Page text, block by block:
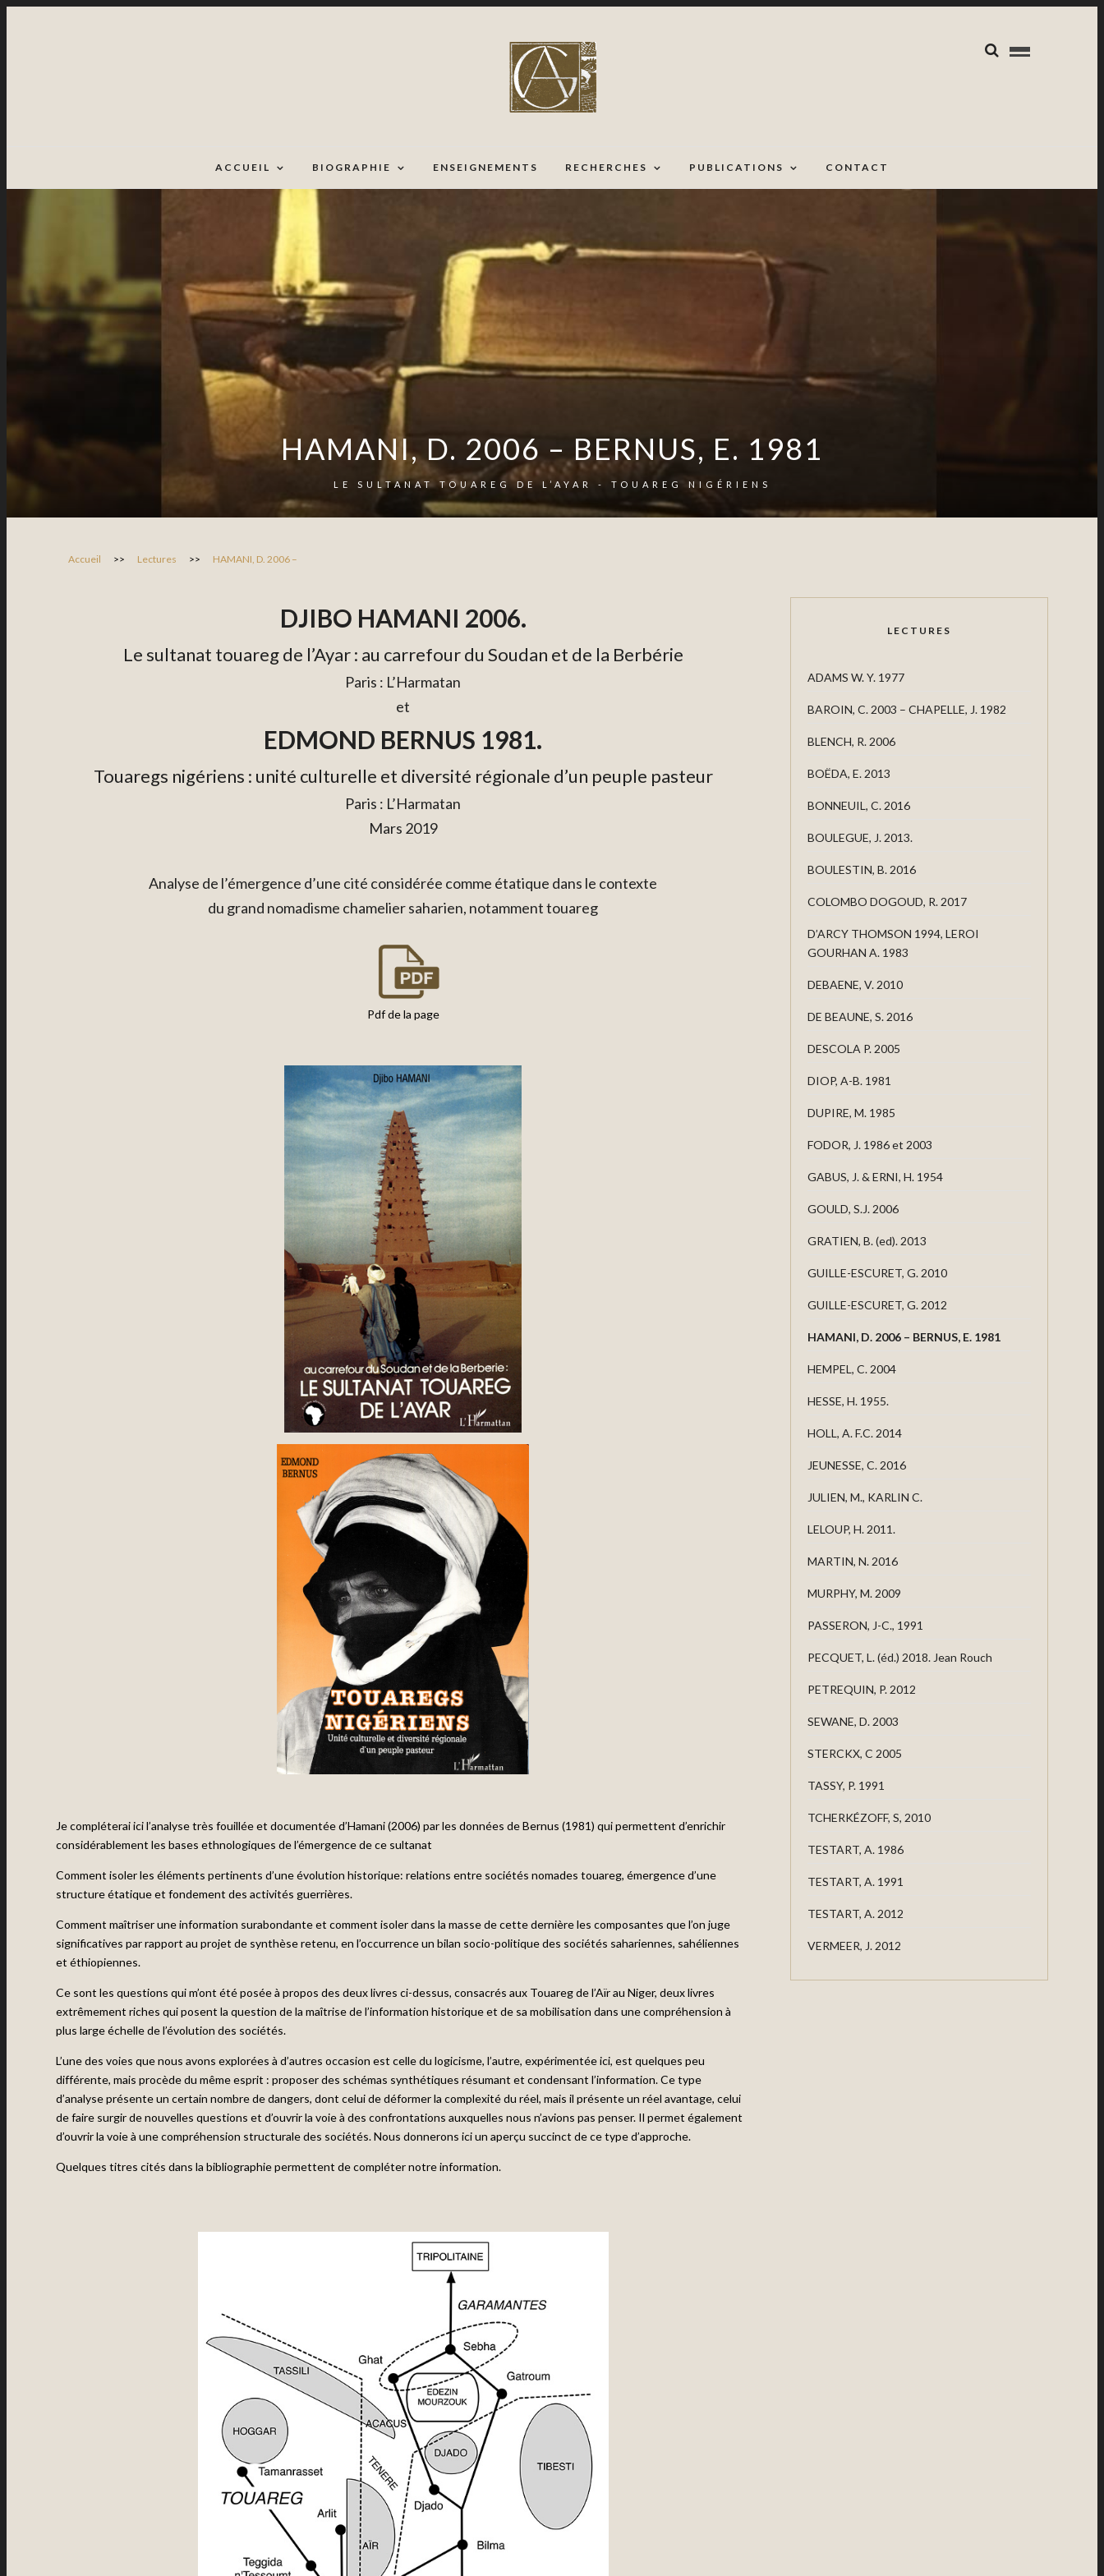
ACCUEIL BIOGRAPHIE ENSEIGNEMENTS RECHERCHES PUBLICATIONS CONTACT
HAMANI, D. 2006 – BERNUS, E. 1981
LE SULTANAT TOUAREG DE L’AYAR - TOUAREG NIGÉRIENS
Accueil >> Lectures >> HAMANI, D. 2006 –
DJIBO HAMANI 2006.
Le sultanat touareg de l’Ayar : au carrefour du Soudan et de la Berbérie
Paris : L’Harmatan
et
EDMOND BERNUS 1981.
Touaregs nigériens : unité culturelle et diversité régionale d’un peuple pasteur
Paris : L’Harmatan
Mars 2019
Analyse de l’émergence d’une cité considérée comme étatique dans le contexte
du grand nomadisme chamelier saharien, notamment touareg
Pdf de la page
Je compléterai ici l’analyse très fouillée et documentée d’Hamani (2006) par les données de Bernus (1981) qui permettent d’enrichir
considérablement les bases ethnologiques de l’émergence de ce sultanat
Comment isoler les éléments pertinents d’une évolution historique: relations entre sociétés nomades touareg, émergence d’une
structure étatique et fondement des activités guerrières.
Comment maîtriser une information surabondante et comment isoler dans la masse de cette dernière les composantes que l’on juge
significatives par rapport au projet de synthèse retenu, en l’occurrence un bilan socio-politique des sociétés sahariennes, sahéliennes
et éthiopiennes.
Ce sont les questions qui m’ont été posée à propos des deux livres ci-dessus, consacrés aux Touareg de l’Aïr au Niger, deux livres
extrêmement riches qui posent la question de la maîtrise de l’information historique et de sa mobilisation dans une compréhension à
plus large échelle de l’évolution des sociétés.
L’une des voies que nous avons explorées à d’autres occasion est celle du logicisme, l’autre, expérimentée ici, est quelques peu
différente, mais procède du même esprit : proposer des schémas synthétiques résumant et condensant l’information. Ce type
d’analyse présente un certain nombre de dangers, dont celui de déformer la complexité du réel, mais il présente un réel avantage, celui
de faire surgir de nouvelles questions et d’ouvrir la voie à des confrontations auxquelles nous n’avions pas penser. Il permet également
d’ouvrir la voie à une compréhension structurale des sociétés. Nous donnerons ici un aperçu succinct de ce type d’approche.
Quelques titres cités dans la bibliographie permettent de compléter notre information.
LECTURES
ADAMS W. Y. 1977
BAROIN, C. 2003 – CHAPELLE, J. 1982
BLENCH, R. 2006
BOËDA, E. 2013
BONNEUIL, C. 2016
BOULEGUE, J. 2013.
BOULESTIN, B. 2016
COLOMBO DOGOUD, R. 2017
D’ARCY THOMSON 1994, LEROI
GOURHAN A. 1983
DEBAENE, V. 2010
DE BEAUNE, S. 2016
DESCOLA P. 2005
DIOP, A-B. 1981
DUPIRE, M. 1985
FODOR, J. 1986 et 2003
GABUS, J. & ERNI, H. 1954
GOULD, S.J. 2006
GRATIEN, B. (ed). 2013
GUILLE-ESCURET, G. 2010
GUILLE-ESCURET, G. 2012
HAMANI, D. 2006 – BERNUS, E. 1981
HEMPEL, C. 2004
HESSE, H. 1955.
HOLL, A. F.C. 2014
JEUNESSE, C. 2016
JULIEN, M., KARLIN C.
LELOUP, H. 2011.
MARTIN, N. 2016
MURPHY, M. 2009
PASSERON, J-C., 1991
PECQUET, L. (éd.) 2018. Jean Rouch
PETREQUIN, P. 2012
SEWANE, D. 2003
STERCKX, C 2005
TASSY, P. 1991
TCHERKÉZOFF, S, 2010
TESTART, A. 1986
TESTART, A. 1991
TESTART, A. 2012
VERMEER, J. 2012